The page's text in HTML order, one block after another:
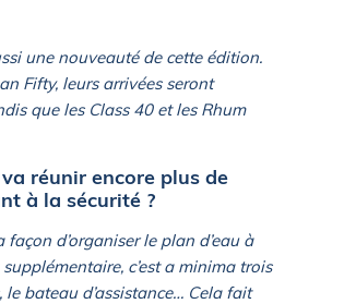
une nouveauté de cette édition.
Fifty, leurs arrivées seront
que les Class 40 et les Rhum
réunir encore plus de
à la sécurité ?
d’organiser le plan d’eau à
c’est a minima trois
bateau d’assistance… Cela fait